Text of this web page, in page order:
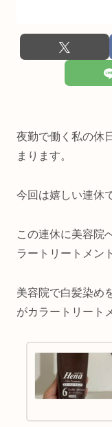
夜勤で働く私の休
まります。
今回は嬉しい連休
この連休に美容院
ラートリートメン
美容院で白髪染め
がカラートリート